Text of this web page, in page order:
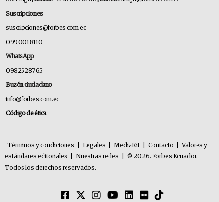
Suscripciones
suscripciones@forbes.com.ec
099 001 8110
WhatsApp
0982528765
Buzón ciudadano
info@forbes.com.ec
Código de ética
Términos y condiciones Legales MediaKit Contacto
Valores y
estándares editoriales
Nuestras redes
© 2026. Forbes Ecuador.
Todos los derechos reservados.